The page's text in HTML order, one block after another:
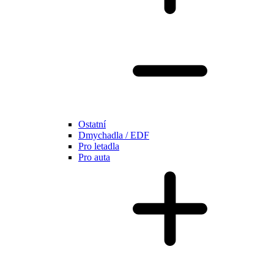
Ostatní
Dmychadla / EDF
Pro letadla
Pro auta